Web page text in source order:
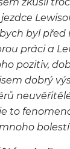
byl před
práci a
pozitiv,
dobrý
to
bolestí